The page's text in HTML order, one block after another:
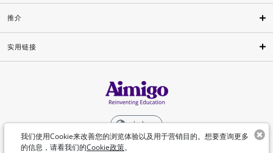
我们使用Cookie来改善您的浏览体验以及用于营销目的。想要查询更多
的信息，请看我们的Cookie政策。
推介
实用链接
中文
©Aimigo 2026